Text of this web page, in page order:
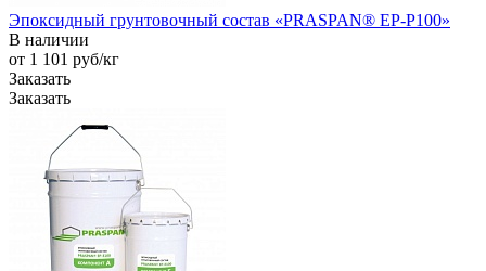
Эпоксидный грунтовочный состав «PRASPAN® EP-P100»
В наличии
от 1 101 руб/кг
Заказать
Заказать